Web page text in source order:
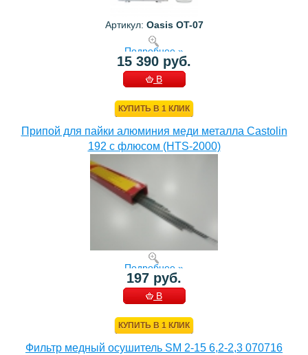
Артикул: Oasis OT-07
Подробнее »
15 390 руб.
В
КУПИТЬ В 1 КЛИК
Припой для пайки алюминия меди металла Castolin
192 с флюсом (HTS-2000)
Подробнее »
197 руб.
В
КУПИТЬ В 1 КЛИК
Фильтр медный осушитель SM 2-15 6,2-2,3 070716